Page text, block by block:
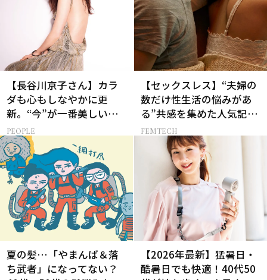
【長谷川京子さん】カラ
ダも心もしなやかに更
新。“今”が一番美しい
［特別画像集］
PEOPLE
【セックスレス】“夫婦の
数だけ性生活の悩みがあ
る”共感を集めた人気記事
10選
FEMTECH
夏の髪…「やまんば＆落
ち武者」になってない？
【2026年最新】猛暑日・
酷暑日でも快適！40代50